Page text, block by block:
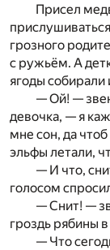
Присел
грозного
с ружьём. А
ягоды
— Ой! —
девочка, — я
мне сон, да
эльфы летали,
— И что,
голосом
— Снит! —
гроздь рябины
— Что